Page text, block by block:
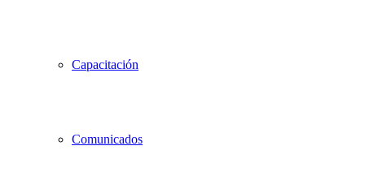
Capacitación
Comunicados